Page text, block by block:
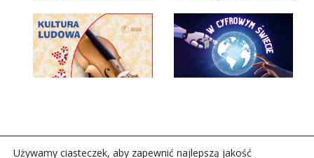
Używamy ciasteczek, aby zapewnić najlepszą jakość